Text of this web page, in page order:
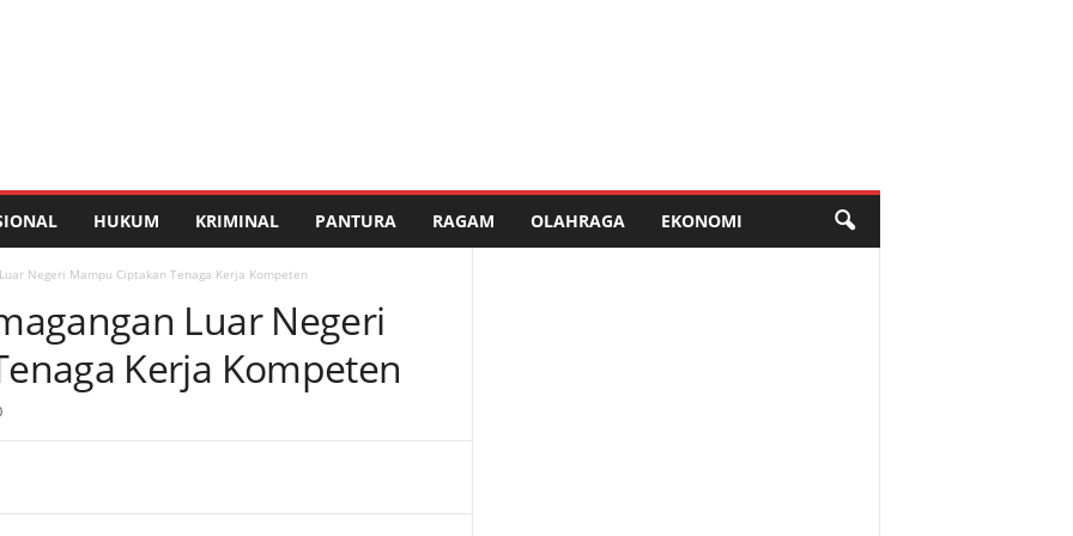
HUKUM KRIMINAL PANTURA RAGAM OLAHRAGA EKONOMI
Negeri Mampu Ciptakan Tenaga Kerja Kompeten
Luar Negeri
Kerja Kompeten